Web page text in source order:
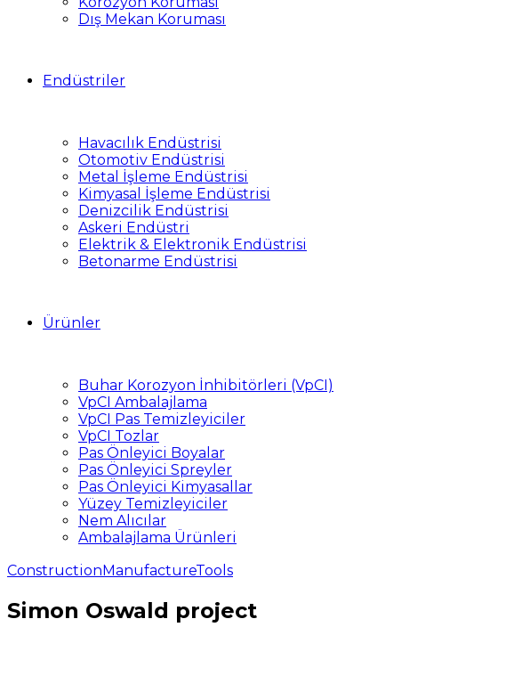
Dış Mekan Koruması
Endüstriler
Havacılık Endüstrisi
Otomotiv Endüstrisi
Metal İşleme Endüstrisi
Kimyasal İşleme Endüstrisi
Denizcilik Endüstrisi
Askeri Endüstri
Elektrik & Elektronik Endüstrisi
Betonarme Endüstrisi
Ürünler
Buhar Korozyon İnhibitörleri (VpCI)
VpCI Ambalajlama
VpCI Pas Temizleyiciler
VpCI Tozlar
Pas Önleyici Boyalar
Pas Önleyici Spreyler
Pas Önleyici Kimyasallar
Yüzey Temizleyiciler
Nem Alıcılar
Ambalajlama Ürünleri
ConstructionManufactureTools
Simon Oswald project